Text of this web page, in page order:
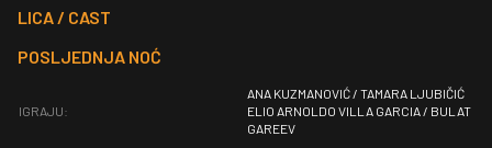
LICA / CAST
POSLJEDNJA NOĆ
IGRAJU:
ANA KUZMANOVIĆ / TAMARA LJUBIČIĆ
ELIO ARNOLDO VILLA GARCIA / BULAT
GAREEV